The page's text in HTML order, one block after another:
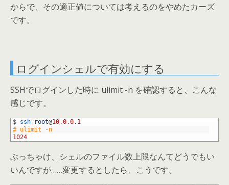
からで、その適正値については考えるのをやめたカーズ
です。
ログインシェルで有効にする
SSHでログインした時に ulimit -n を確認すると、こんな
感じです。
$ ssh root@10.0.0.1
# ulimit -n
1024
ぶっちゃけ、シェルのファイル数上限なんてどうでもい
いんですが……変更するとしたら、こうです。